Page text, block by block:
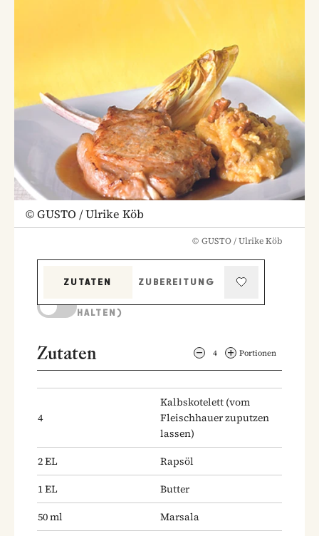
©GUSTO / Ulrike Köb
© GUSTO / Ulrike Köb
ZUTATEN
ZUBEREITUNG
HALTEN)
Zutaten 4 Portionen
4
Kalbskotelett (vom
Fleischhauer zuputzen
lassen)
2EL
Rapsöl
1EL
Butter
50ml Marsala